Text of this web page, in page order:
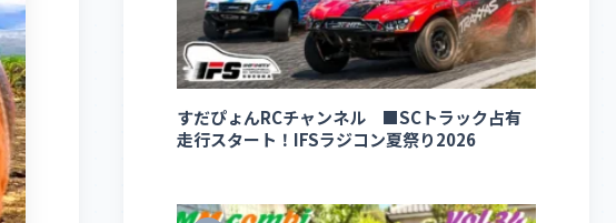
すだぴょんRCチャンネル ■SCトラック占有
走行スタート！IFSラジコン夏祭り2026